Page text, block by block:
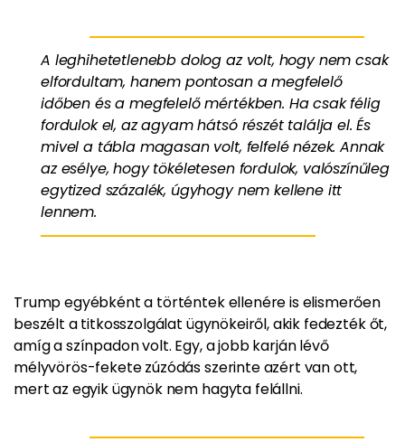
A leghihetetlenebb dolog az volt, hogy nem csak
elfordultam, hanem pontosan a megfelelő
időben és a megfelelő mértékben. Ha csak félig
fordulok el, az agyam hátsó részét találja el. És
mivel a tábla magasan volt, felfelé nézek. Annak
az esélye, hogy tökéletesen fordulok, valószínűleg
egytized százalék, úgyhogy nem kellene itt
lennem.
Trump egyébként a történtek ellenére is elismerően
beszélt a titkosszolgálat ügynökeiről, akik fedezték őt,
amíg a színpadon volt. Egy, a jobb karján lévő
mélyvörös-fekete zúzódás szerinte azért van ott,
mert az egyik ügynök nem hagyta felállni.